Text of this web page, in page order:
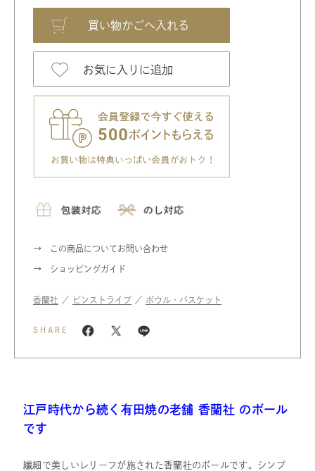
お気に入りに追加
この商品についてお問い合わせ
ショッピングガイド
香蘭社 ／ ピンストライプ ／ ボウル・バスケット
SHARE
江戸時代から続く有田焼の老舗 香蘭社 のボール
です
繊細で美しいレリーフが施された香蘭社のボールです。シンプ